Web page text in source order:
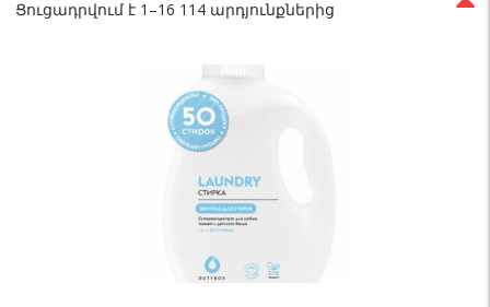
Ցուցադրվում է 1–16 114 արդյունքներից